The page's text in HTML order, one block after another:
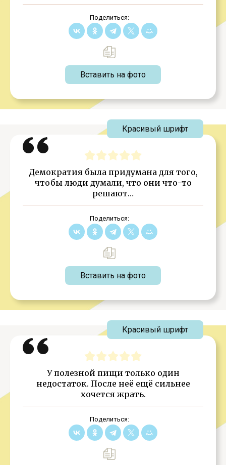
Поделиться:
Вставить на фото
Демократия была придумана для того,
чтобы люди думали, что они что-то
решают…
Поделиться:
Вставить на фото
Красивый шрифт
У полезной пищи только один
недостаток. После неё ещё сильнее
хочется жрать.
Поделиться:
Красивый шрифт